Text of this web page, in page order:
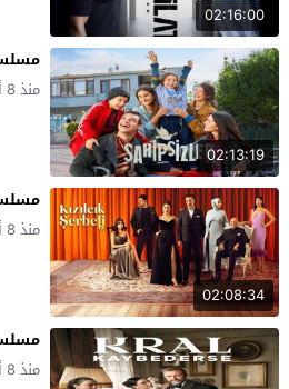
02:16:00
02:13:19
منذ 8 أشهر
02:08:34
منذ 8 أشهر
منذ 8 أشهر